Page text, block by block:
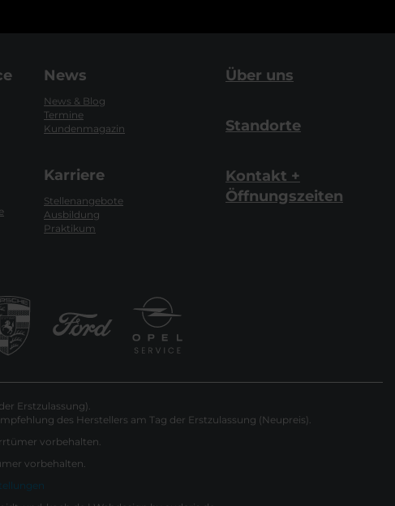
News
News & Blog
Termine
Kundenmagazin
Karriere
Stellenangebote
Ausbildung
Praktikum
Über uns
Standorte
Kontakt +
Öffnungszeiten
Erstzulassung).
des Herstellers am Tag der Erstzulassung (Neupreis).
vorbehalten.
vorbehalten.